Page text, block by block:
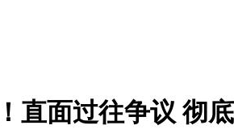
直面过往争议 彻